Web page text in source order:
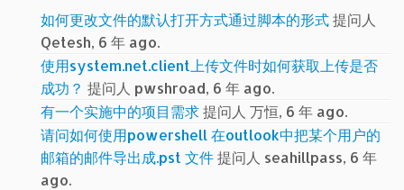
如何更改文件的默认打开方式通过脚本的形式提问人
Qetesh, 6 年 ago.
使用system.net.client上传文件时如何获取上传是否
成功？ 提问人 pwshroad, 6 年 ago.
有一个实施中的项目需求提问人 万恒, 6 年 ago.
请问如何使用powershell 在outlook中把某个用户的
邮箱的邮件导出成.pst 文件提问人 seahillpass, 6 年
ago.